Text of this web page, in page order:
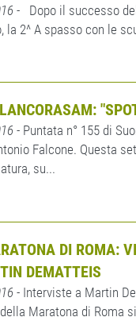
- Dopo il successo
la 2^ A spasso con le
- Puntata n° 155 di
Falcone. Questa
su...
DI ROMA:
DEMATTEIS
- Interviste a Martin
Maratona di Roma